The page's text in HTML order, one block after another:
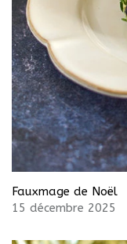
Fauxmage de Noël
15 décembre 2025